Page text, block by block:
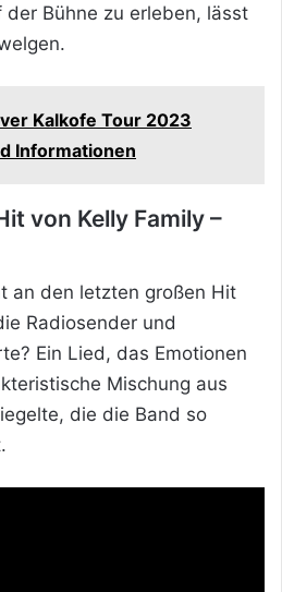
Bühne zu erleben, lässt
Kalkofe Tour 2023
Informationen
von Kelly Family –
an den letzten großen Hit
Radiosender und
Ein Lied, das Emotionen
Mischung aus
die die Band so